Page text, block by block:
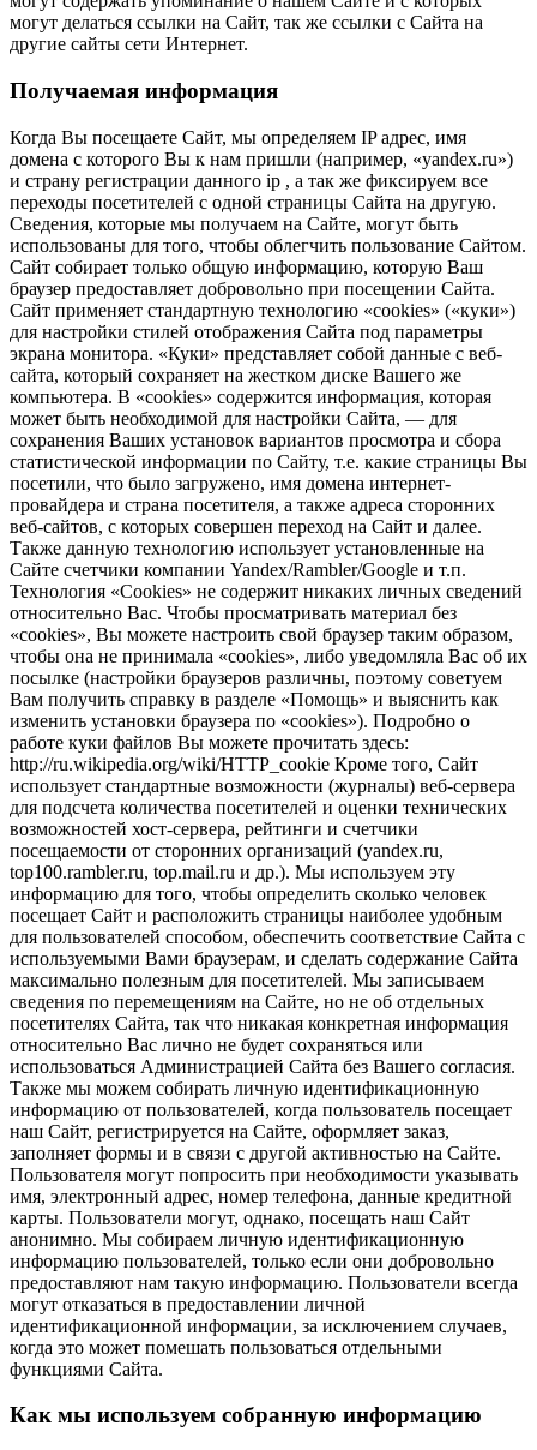
могут делаться ссылки на Сайт, так же ссылки с Сайта на
другие сайты сети Интернет.
Получаемая информация
Когда Вы посещаете Сайт, мы определяем IP адрес, имя
домена с которого Вы к нам пришли (например, «yandex.ru»)
и страну регистрации данного ip , а так же фиксируем все
переходы посетителей с одной страницы Сайта на другую.
Сведения, которые мы получаем на Сайте, могут быть
использованы для того, чтобы облегчить пользование Сайтом.
Сайт собирает только общую информацию, которую Ваш
браузер предоставляет добровольно при посещении Сайта.
Сайт применяет стандартную технологию «cookies» («куки»)
для настройки стилей отображения Сайта под параметры
экрана монитора. «Куки» представляет собой данные с веб-
сайта, который сохраняет на жестком диске Вашего же
компьютера. В «cookies» содержится информация, которая
может быть необходимой для настройки Сайта, — для
сохранения Ваших установок вариантов просмотра и сбора
статистической информации по Сайту, т.е. какие страницы Вы
посетили, что было загружено, имя домена интернет-
провайдера и страна посетителя, а также адреса сторонних
веб-сайтов, с которых совершен переход на Сайт и далее.
Также данную технологию использует установленные на
Сайте счетчики компании Yandex/Rambler/Google и т.п.
Технология «Cookies» не содержит никаких личных сведений
относительно Вас. Чтобы просматривать материал без
«cookies», Вы можете настроить свой браузер таким образом,
чтобы она не принимала «cookies», либо уведомляла Вас об их
посылке (настройки браузеров различны, поэтому советуем
Вам получить справку в разделе «Помощь» и выяснить как
изменить установки браузера по «cookies»). Подробно о
работе куки файлов Вы можете прочитать здесь:
http://ru.wikipedia.org/wiki/HTTP_cookie Кроме того, Сайт
использует стандартные возможности (журналы) веб-сервера
для подсчета количества посетителей и оценки технических
возможностей хост-сервера, рейтинги и счетчики
посещаемости от сторонних организаций (yandex.ru,
top100.rambler.ru, top.mail.ru и др.). Мы используем эту
информацию для того, чтобы определить сколько человек
посещает Сайт и расположить страницы наиболее удобным
для пользователей способом, обеспечить соответствие Сайта с
используемыми Вами браузерам, и сделать содержание Сайта
максимально полезным для посетителей. Мы записываем
сведения по перемещениям на Сайте, но не об отдельных
посетителях Сайта, так что никакая конкретная информация
относительно Вас лично не будет сохраняться или
использоваться Администрацией Сайта без Вашего согласия.
Также мы можем собирать личную идентификационную
информацию от пользователей, когда пользователь посещает
наш Сайт, регистрируется на Сайте, оформляет заказ,
заполняет формы и в связи с другой активностью на Сайте.
Пользователя могут попросить при необходимости указывать
имя, электронный адрес, номер телефона, данные кредитной
карты. Пользователи могут, однако, посещать наш Сайт
анонимно. Мы собираем личную идентификационную
информацию пользователей, только если они добровольно
предоставляют нам такую информацию. Пользователи всегда
могут отказаться в предоставлении личной
идентификационной информации, за исключением случаев,
когда это может помешать пользоваться отдельными
функциями Сайта.
Как мы используем собранную информацию